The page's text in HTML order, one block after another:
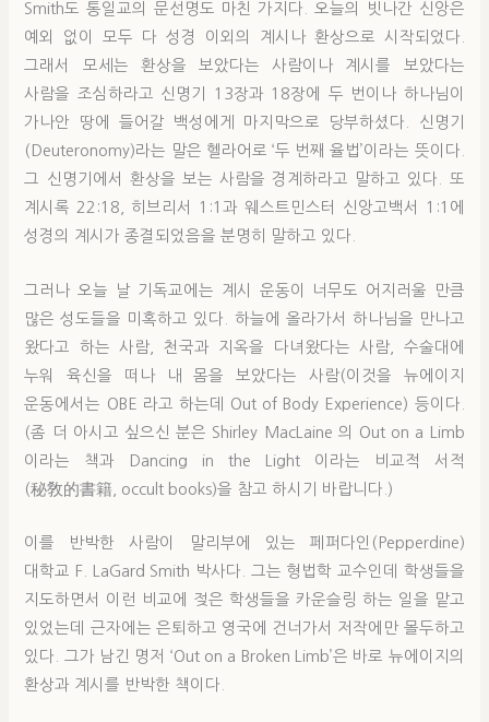
Smith도 통일교의 문선명도 마친 가지다. 오늘의 빗나간 신앙은
예외 없이 모두 다 성경 이외의 계시나 환상으로 시작되었다.
그래서 모세는 환상을 보았다는 사람이나 계시를 보았다는
사람을 조심하라고 신명기 13장과 18장에 두 번이나 하나님이
가나안 땅에 들어갈 백성에게 마지막으로 당부하셨다. 신명기
(Deuteronomy)라는 말은 헬라어로 ‘두 번째 율법’이라는 뜻이다.
그 신명기에서 환상을 보는 사람을 경계하라고 말하고 있다. 또
계시록 22:18, 히브리서 1:1과 웨스트민스터 신앙고백서 1:1에
성경의 계시가 종결되었음을 분명히 말하고 있다.
그러나 오늘 날 기독교에는 계시 운동이 너무도 어지러울 만큼
많은 성도들을 미혹하고 있다. 하늘에 올라가서 하나님을 만나고
왔다고 하는 사람, 천국과 지옥을 다녀왔다는 사람, 수술대에
누워 육신을 떠나 내 몸을 보았다는 사람(이것을 뉴에이지
운동에서는 OBE 라고 하는데 Out of Body Experience) 등이다.
(좀 더 아시고 싶으신 분은 Shirley MacLaine 의 Out on a Limb
이라는 책과 Dancing in the Light 이라는 비교적 서적
(秘敎的書籍, occult books)을 참고 하시기 바랍니다.)
이를 반박한 사람이 말리부에 있는 페퍼다인(Pepperdine)
대학교 F. LaGard Smith 박사다. 그는 형법학 교수인데 학생들을
지도하면서 이런 비교에 젖은 학생들을 카운슬링 하는 일을 맡고
있었는데 근자에는 은퇴하고 영국에 건너가서 저작에만 몰두하고
있다. 그가 남긴 명저 ‘Out on a Broken Limb’은 바로 뉴에이지의
환상과 계시를 반박한 책이다.